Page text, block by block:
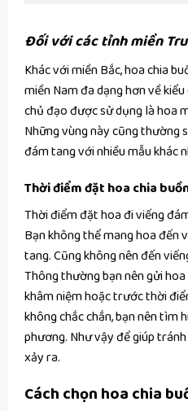
Đối với các tỉnh miền
Khác với miền Bắc, hoa chia
miền Nam đa dạng hơn về
chủ đạo được sử dụng là hoa
Những vùng này cũng thường
đám tang với nhiều mẫu khác
Thời điểm đặt hoa chia
Thời điểm đặt hoa đi viếng
Bạn không thể mang hoa đến
tang. Cũng không nên đến
Thông thường bạn nên gửi
khâm niệm hoặc trước thời
không chắc chắn, bạn nên
phương. Như vậy để giúp
xảy ra.
Cách chọn hoa chia